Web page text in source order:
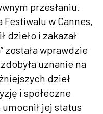
przesłaniu.
Festiwalu w Cannes,
dzieło i zakazał
została wprawdzie
uznanie na
dzieł
i społeczne
jej status